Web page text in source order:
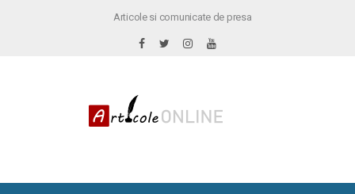
Articole si comunicate de presa